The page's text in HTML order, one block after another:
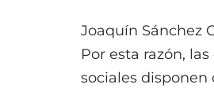
Joaquín Sánchez
Por esta razón,
sociales disponen